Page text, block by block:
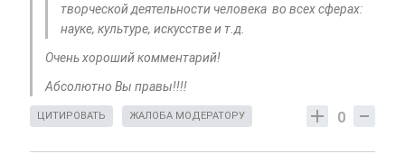
творческой деятельности человека во всех сферах:
науке, культуре, искусстве и т.д.
Очень хороший комментарий!
Абсолютно Вы правы!!!!
0
ЦИТИРОВАТЬ ЖАЛОБА МОДЕРАТОРУ